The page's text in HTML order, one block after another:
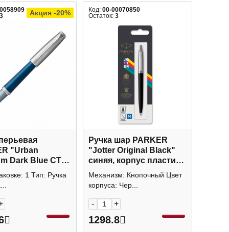
Акция -20%
"Urban
Dark Blue CT"
синий
хром.отд.
1 Тип: Ручка
Код: 00-00070850
Остаток: 3
Ручка шар PARKER
"Jotter Original Black"
синяя, корпус пластик
черный, стал.отд,
блистер 1мм 2096873
Механизм: Кнопочный Цвет
корпуса: Чер...
- +
1298.8